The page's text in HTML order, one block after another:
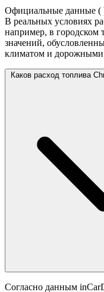
Официальные данные (
В реальных условиях
например, в городском
значений,
климатом и дорожными
Каков расход топлива
Согласно данным